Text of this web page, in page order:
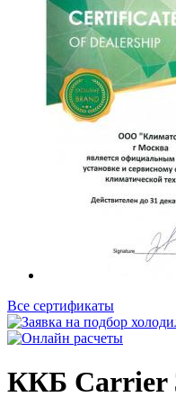
Все сертификаты
ККБ Carrier